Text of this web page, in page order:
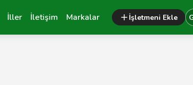
İller İletişim Markalar İşletmeni Ekle